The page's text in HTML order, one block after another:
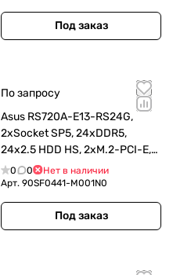
M00180)
Под заказ
По запросу
Asus RS720A-E13-RS24G,
2xSocket SP5, 24xDDR5,
24x2.5 HDD HS, 2xM.2-PCI-E,
ASMB12-iKVM, PSU 2x 3200W
0 0
Нет в наличии
Арт. 90SF0441-M001N0
Под заказ